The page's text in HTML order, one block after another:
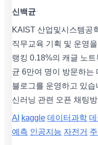
신백균
KAIST 산업및시스템공
직무교육 기획 및 운영
랭킹 0.18%의 캐글 노
균 6만여 명이 방문하는
블로그를 운영하고 있
신러닝 관련 오픈 채팅
AI kaggle 데이터과학
예측 인공지능 자전거